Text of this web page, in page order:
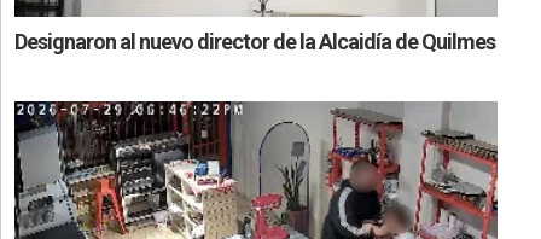
Designaron al nuevo director de la Alcaidía de Quilmes